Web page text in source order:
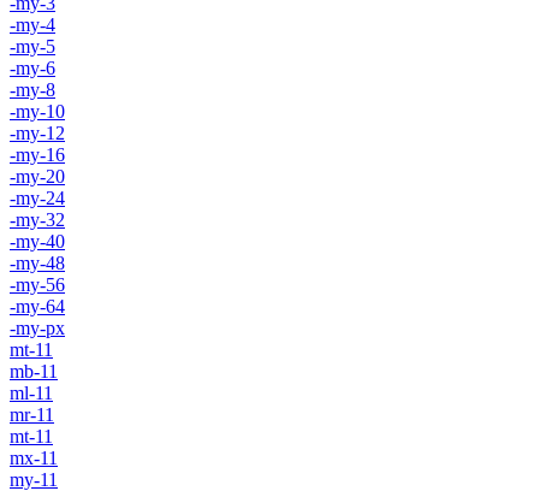
-my-4
-my-5
-my-6
-my-8
-my-10
-my-12
-my-16
-my-20
-my-24
-my-32
-my-40
-my-48
-my-56
-my-64
-my-px
mt-11
mb-11
ml-11
mr-11
mt-11
mx-11
my-11